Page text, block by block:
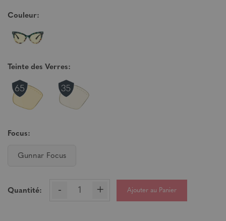
Couleur:
Teinte des Verres:
Focus:
Gunnar Focus
Quantité: - + Ajouter au Panier